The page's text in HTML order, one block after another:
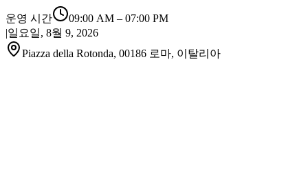
운영 시간 09:00 AM – 07:00 PM
|일요일, 8월 9, 2026
Piazza della Rotonda, 00186 로마, 이탈리아